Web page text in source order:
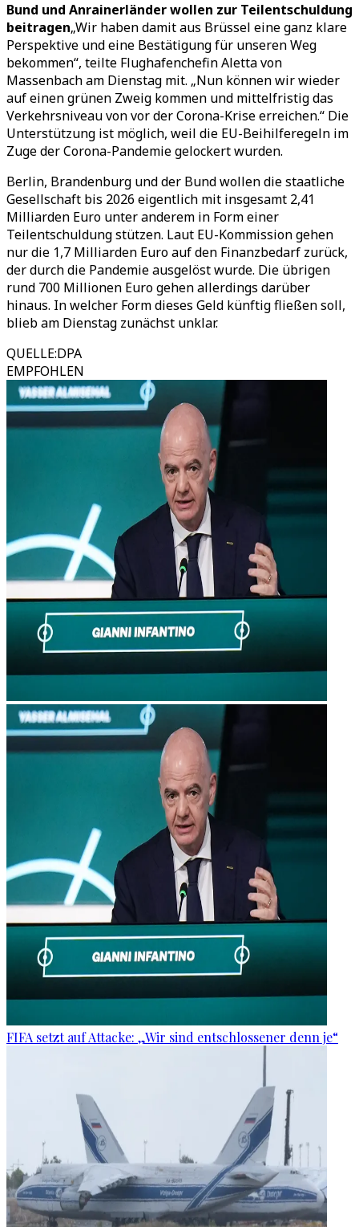
Bund und Anrainerländer wollen zur Teilentschuldung
beitragen„Wir haben damit aus Brüssel eine ganz klare
Perspektive und eine Bestätigung für unseren Weg
bekommen“, teilte Flughafenchefin Aletta von
Massenbach am Dienstag mit. „Nun können wir wieder
auf einen grünen Zweig kommen und mittelfristig das
Verkehrsniveau von vor der Corona-Krise erreichen.“ Die
Unterstützung ist möglich, weil die EU-Beihilferegeln im
Zuge der Corona-Pandemie gelockert wurden.
Berlin, Brandenburg und der Bund wollen die staatliche
Gesellschaft bis 2026 eigentlich mit insgesamt 2,41
Milliarden Euro unter anderem in Form einer
Teilentschuldung stützen. Laut EU-Kommission gehen
nur die 1,7 Milliarden Euro auf den Finanzbedarf zurück,
der durch die Pandemie ausgelöst wurde. Die übrigen
rund 700 Millionen Euro gehen allerdings darüber
hinaus. In welcher Form dieses Geld künftig fließen soll,
blieb am Dienstag zunächst unklar.
QUELLE:DPA
EMPFOHLEN
FIFA setzt auf Attacke: „Wir sind entschlossener denn je“